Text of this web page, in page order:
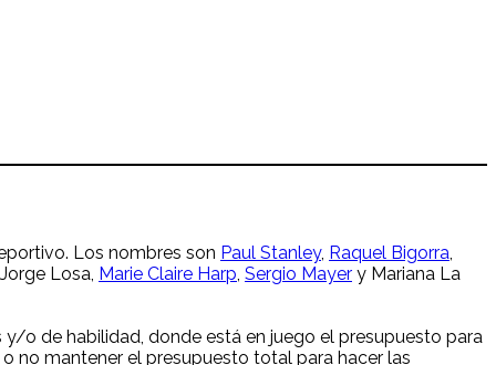
Los nombres son Paul Stanley, Raquel Bigorra,
Losa, Marie Claire Harp, Sergio Mayer y Mariana La
o de habilidad, donde está en juego el presupuesto para
no mantener el presupuesto total para hacer las